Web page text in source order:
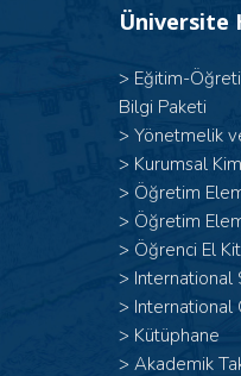
Üniversite
> Eğitim-
Bilgi Paketi
> Yönetmelik
> Kurumsal
> Öğretim
> Öğretim
> Öğrenci El
> International
> International
> Kütüphane
> Akademik